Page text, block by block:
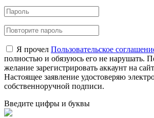
Я прочел Пользовательское
полностью и обязуюсь его не нарушать.
желание зарегистрировать аккаунт на
Настоящее заявление удостоверяю
собственноручной подписи.
Введите цифры и буквы